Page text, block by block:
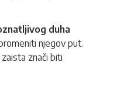
duha
njegov put.
znači biti